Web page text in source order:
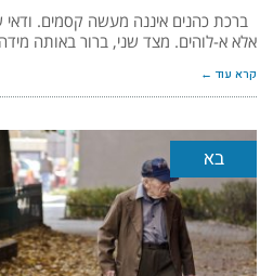
ברכת כהנים איננה מעשה קסמים.
אלא א-לוהים. מצד שני, ברור באותה
קרא עוד ←
בא